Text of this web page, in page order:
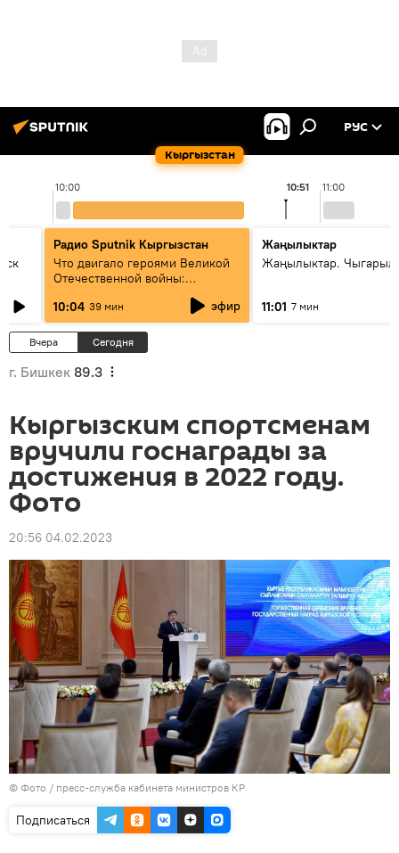
Кыргызстан
РУС
10:00 11:00
10:51
Радио Sputnik Кыргызстан
Что двигало героями Великой
Отечественной войны:
Тулебердиева
10:04 39 мин эфир
Жаңылыктар
Жаңылыктар.
11:01 7 мин
Вчера Сегодня
г. Бишкек 89.3
Кыргызским спортсменам
вручили госнаграды за
достижения в 2022 году.
Фото
20:56 04.02.2023
© Фото / пресс-служба кабинета министров КР
Подписаться